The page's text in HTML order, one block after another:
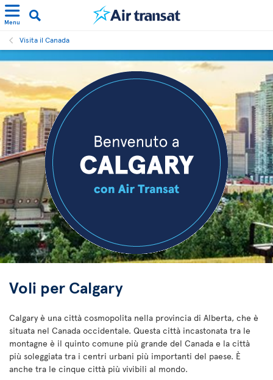
Menu
Visita il Canada
Voli per Calgary
Calgary è una città cosmopolita nella provincia di Alberta, che è
situata nel Canada occidentale. Questa città incastonata tra le
montagne è il quinto comune più grande del Canada e la città
più soleggiata tra i centri urbani più importanti del paese. È
anche tra le cinque città più vivibili al mondo.